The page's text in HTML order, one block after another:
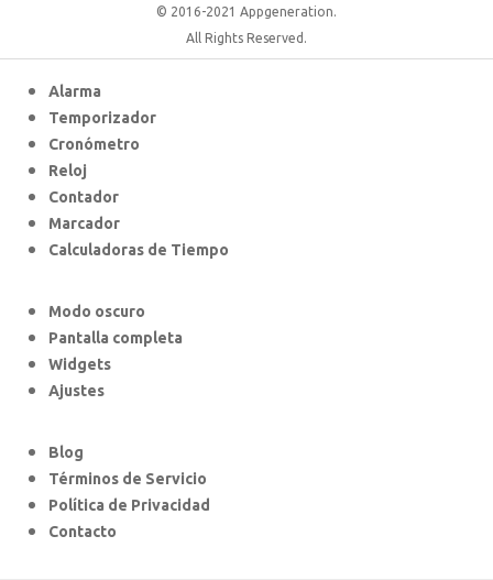
© 2016-2021 Appgeneration.
All Rights Reserved.
Alarma
Temporizador
Cronómetro
Reloj
Contador
Marcador
Calculadoras de Tiempo
Modo oscuro
Pantalla completa
Widgets
Ajustes
Blog
Términos de Servicio
Política de Privacidad
Contacto